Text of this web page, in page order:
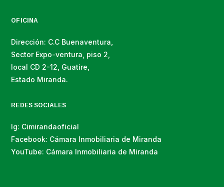
OFICINA
Dirección: C.C Buenaventura,
Sector Expo-ventura, piso 2,
local CD 2-12, Guatire,
Estado Miranda.
REDES SOCIALES
Ig: Cimirandaoficial
Facebook: Cámara Inmobiliaria de Miranda
YouTube: Cámara Inmobiliaria de Miranda